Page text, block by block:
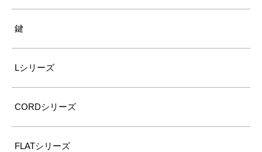
鍵
Lシリーズ
CORDシリーズ
FLATシリーズ